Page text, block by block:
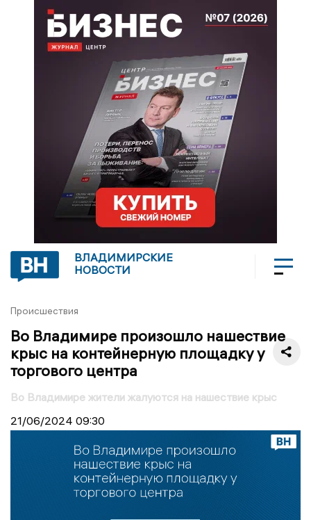
ВЛАДИМИРСКИЕ
НОВОСТИ
Происшествия
Во Владимире произошло нашествие
крыс на контейнерную площадку у
торгового центра
Во Владимире жители жалуются на нашествие крыс
21/06/2024 09:30